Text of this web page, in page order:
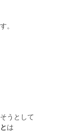
。
うとして
は